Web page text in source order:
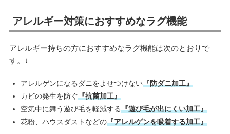
アレルギー対策におすすめなラグ機能
アレルギー持ちの方におすすめなラグ機能は次のとおりで
す。↓
アレルゲンになるダニをよせつけない『防ダニ加工』
カビの発生を防ぐ『抗菌加工』
空気中に舞う遊び毛を軽減する『遊び毛が出にくい加工』
花粉、ハウスダストなどの『アレルゲンを吸着する加工』